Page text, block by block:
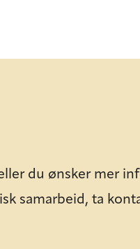
du ønsker mer
samarbeid, ta